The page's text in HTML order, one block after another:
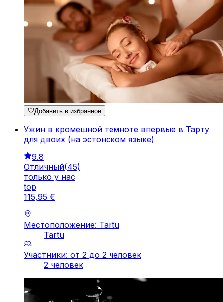
Добавить в избранное
Ужин в кромешной темноте впервые в Тарту
для двоих (на эстонском языке)
9.8
Отличный(45)
только у нас
top
115,95 €
Местоположение: Tartu
Tartu
Участники: от 2 до 2 человек
2 человек